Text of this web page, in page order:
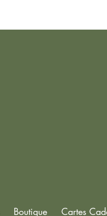
Boutique Cartes